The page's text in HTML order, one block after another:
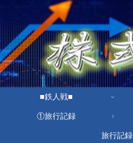
■鉄人戦■
①旅行記録
旅行記録